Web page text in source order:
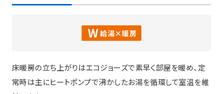
床暖房の立ち上がりはエコジョーズで素早く部屋を暖め、定
常時は主にヒートポンプで沸かしたお湯を循環して室温を維